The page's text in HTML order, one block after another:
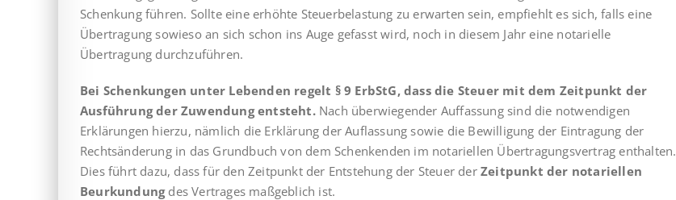
Schenkung führen. Sollte eine erhöhte Steuerbelastung zu erwarten sein, empfiehlt es sich, falls eine
Übertragung sowieso an sich schon ins Auge gefasst wird, noch in diesem Jahr eine notarielle
Übertragung durchzuführen.
Bei Schenkungen unter Lebenden regelt § 9 ErbStG, dass die Steuer mit dem Zeitpunkt der
Ausführung der Zuwendung entsteht.Nach überwiegender Auffassung sind die notwendigen
Erklärungen hierzu, nämlich die Erklärung der Auflassung sowie die Bewilligung der Eintragung der
Rechtsänderung in das Grundbuch von dem Schenkenden im notariellen Übertragungsvertrag enthalten.
Dies führt dazu, dass für den Zeitpunkt der Entstehung der Steuer derZeitpunkt der notariellen
Beurkundungdes Vertrages maßgeblich ist.